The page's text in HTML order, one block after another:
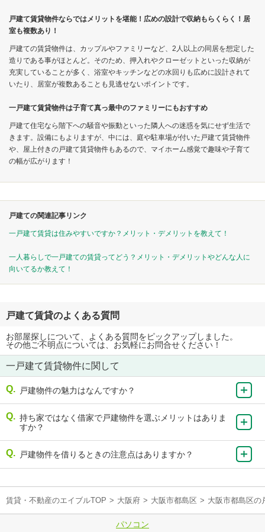
戸建て賃貸物件ならではメリットを堪能！広めの設計で収納もらくらく！居
室も複数あり！
戸建ての賃貸物件は、カップルやファミリーなど、2人以上の同居を想定した
造りである事がほとんど。そのため、押入れやクローゼットといった収納が
充実していることが多く、浴室やキッチンなどの水回りも広めに設計されて
いたり、居室が複数あることも見逃せないポイントです。
一戸建て賃貸物件は子育て真っ最中のファミリーにもおすすめ
戸建て住宅なら階下への騒音や振動といった隣人への迷惑を気にせず生活で
きます。設備にもよりますが、中には、庭や駐車場が付いた戸建て賃貸物件
や、屋上付きの戸建て賃貸物件もあるので、マイホーム感覚で趣味や子育て
の幅が広がります！
戸建ての関連記事リンク
一戸建て賃貸は住みやすいですか？メリット・デメリットを教えて！
一人暮らしで一戸建ての賃貸ってどう？メリット・デメリットやどんな人に
向いてるか教えて！
戸建て賃貸のよくある質問
お部屋探しについて、よくある質問をピックアップしました。
その他ご不明点については、お気軽にお問合せください！
一戸建て賃貸物件に関して
戸建物件の魅力はなんですか？
持ち家ではなく借家で戸建物件を選ぶメリットはありま
すか？
戸建物件を借りるときの注意点はありますか？
賃貸・不動産のエイブルTOP > 大阪府 > 大阪市都島区 > 大阪市都島区の
パソコン